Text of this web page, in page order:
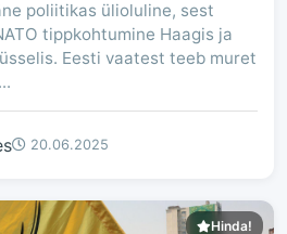
poliitikas ülioluline, sest
tippkohtumine Haagis ja
Eesti vaatest teeb muret
20.06.2025
Hinda!